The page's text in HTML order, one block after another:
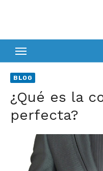
BLOG
¿Qué es la
perfecta?